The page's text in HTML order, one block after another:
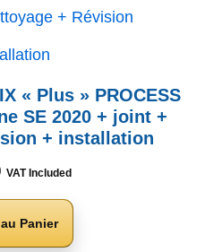
« Plus » PROCESS
SE 2020 + joint +
+ installation
VAT Included
Panier